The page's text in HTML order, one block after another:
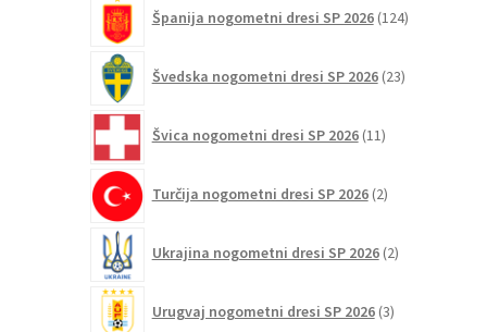
Španija nogometni dresi SP 2026 124izdelkov
Švedska nogometni dresi SP 2026 23izdelkov
Švica nogometni dresi SP 2026 11izdelkov
Turčija nogometni dresi SP 2026 2izdelka
Ukrajina nogometni dresi SP 2026 2izdelka
Urugvaj nogometni dresi SP 2026 3izdelki